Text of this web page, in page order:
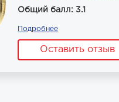
Общий балл: 3.1
Подробнее
Оставить отзыв